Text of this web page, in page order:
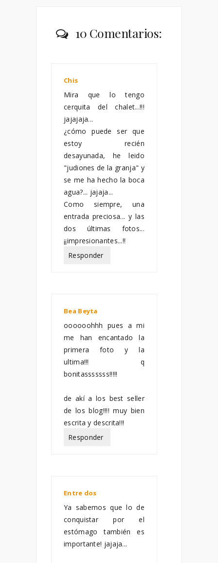
10 Comentarios:
Chis
Mira que lo tengo
cerquita del chalet...!!!
jajajaja...
¿cómo puede ser que
estoy recién
desayunada, he leido
"judiones de la granja" y
se me ha hecho la boca
agua?... jajaja...
Como siempre, una
entrada preciosa... y las
dos últimas fotos...
¡¡impresionantes...!!
Responder
Bea Beyta
oooooohhh pues a mi
me han encantado la
primera foto y la
ultima!!! q
bonitasssssss!!!!!
de akí a los best seller
de los blog!!!! muy bien
escrita y descrita!!!
Responder
Entre dos
Ya sabemos que lo de
conquistar por el
estómago también es
importante! jajaja...